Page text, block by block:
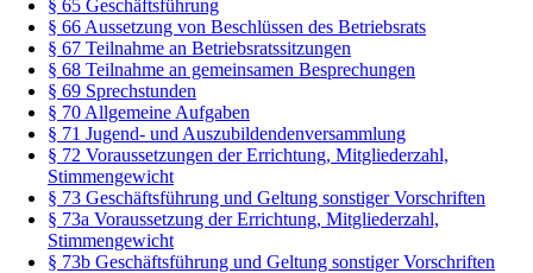
§ 65 Geschäftsführung
§ 66 Aussetzung von Beschlüssen des Betriebsrats
§ 67 Teilnahme an Betriebsratssitzungen
§ 68 Teilnahme an gemeinsamen Besprechungen
§ 69 Sprechstunden
§ 70 Allgemeine Aufgaben
§ 71 Jugend- und Auszubildendenversammlung
§ 72 Voraussetzungen der Errichtung, Mitgliederzahl,
Stimmengewicht
§ 73 Geschäftsführung und Geltung sonstiger Vorschriften
§ 73a Voraussetzung der Errichtung, Mitgliederzahl,
Stimmengewicht
§ 73b Geschäftsführung und Geltung sonstiger Vorschriften